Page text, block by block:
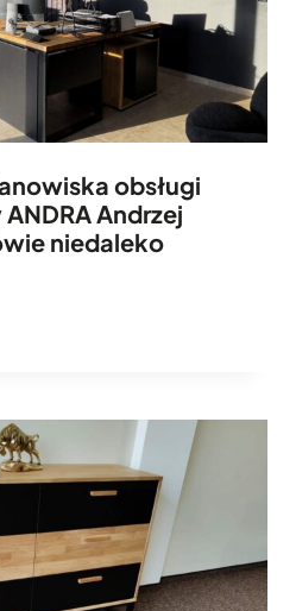
obsługi
Andrzej
niedaleko